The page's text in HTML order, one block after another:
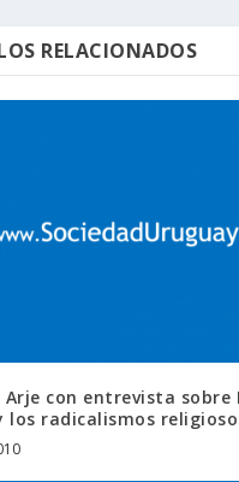
RELACIONADOS
Arje con entrevista sobre
los radicalismos